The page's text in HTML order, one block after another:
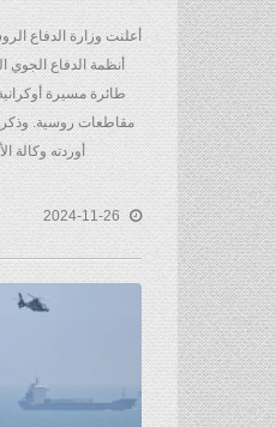
أعلنت وزارة الدفاع
طائرة مسيرة
مقاطعات روسية.
أوردته وكالة
2024-11-26